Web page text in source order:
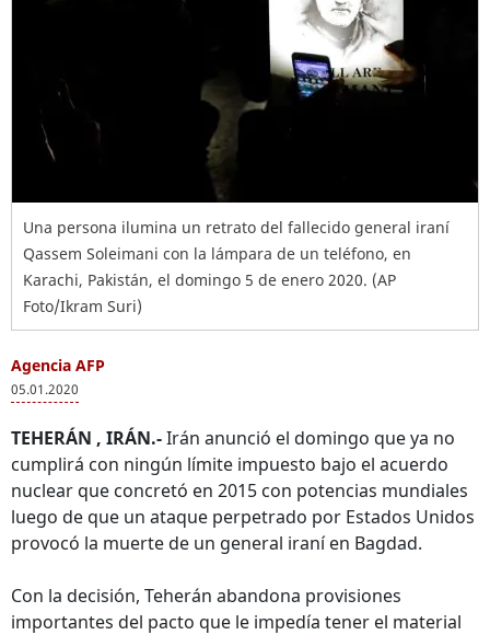
Una persona ilumina un retrato del fallecido general iraní
Qassem Soleimani con la lámpara de un teléfono, en
Karachi, Pakistán, el domingo 5 de enero 2020. (AP
Foto/Ikram Suri)
Agencia AFP
05.01.2020
TEHERÁN , IRÁN.-Irán anunció el domingo que ya no
cumplirá con ningún límite impuesto bajo el acuerdo
nuclear que concretó en 2015 con potencias mundiales
luego de que un ataque perpetrado por Estados Unidos
provocó la muerte de un general iraní en Bagdad.
Con la decisión, Teherán abandona provisiones
importantes del pacto que le impedía tener el material